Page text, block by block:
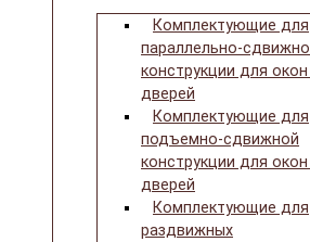
Комплектующие для
параллельно-
конструкции для окон
дверей
Комплектующие для
подъемно-сдвижной
конструкции для окон
дверей
Комплектующие для
раздвижных